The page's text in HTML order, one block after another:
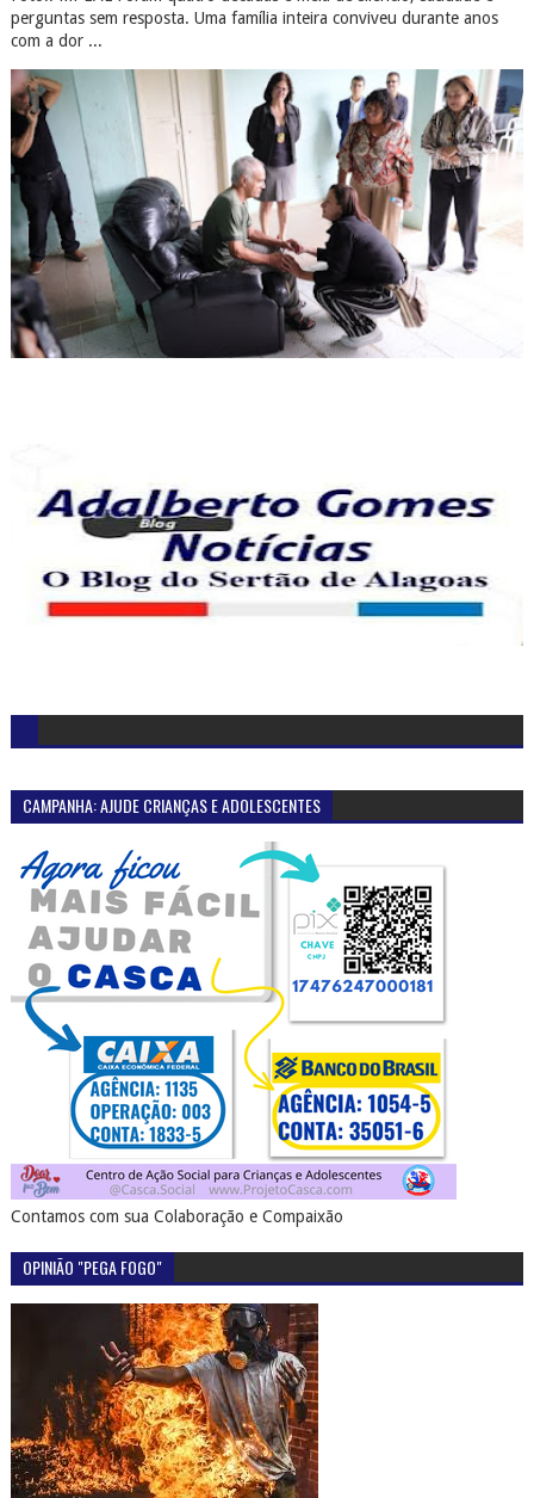
perguntas sem resposta. Uma família inteira conviveu durante anos
com a dor ...
CAMPANHA: AJUDE CRIANÇAS E ADOLESCENTES
Contamos com sua Colaboração e Compaixão
OPINIÃO "PEGA FOGO"